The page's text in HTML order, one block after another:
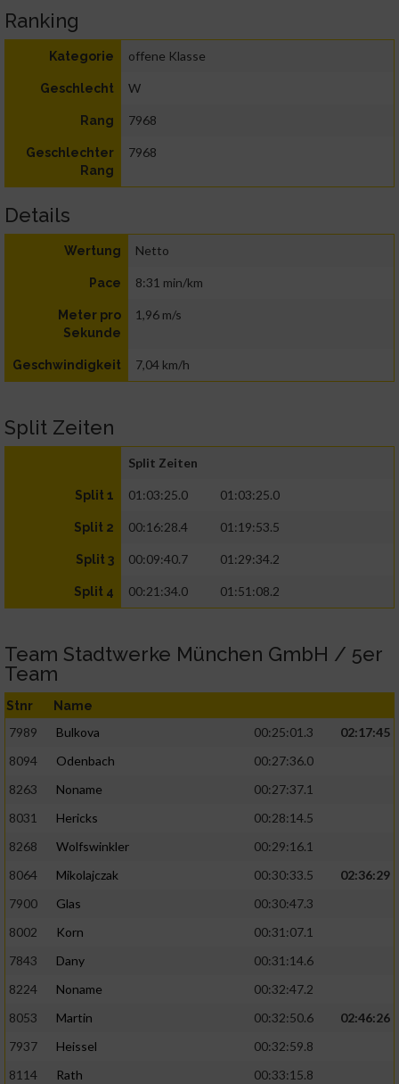
Ranking
Kategorie offene Klasse
Geschlecht W
Rang 7968
Geschlechter
Rang
7968
Details
Wertung Netto
Pace 8:31 min/km
Meter pro
Sekunde
1,96 m/s
Geschwindigkeit 7,04 km/h
Split Zeiten
Split Zeiten
Split 1 01:03:25.0 01:03:25.0
Split 2 00:16:28.4 01:19:53.5
Split 3 00:09:40.7 01:29:34.2
Split 4 00:21:34.0 01:51:08.2
Team Stadtwerke München GmbH / 5er
Team
Stnr Name
7989 Bulkova 00:25:01.3
02:17:45
8094
Odenbach
00:27:36.0
8263
Noname
00:27:37.1
8031
Hericks
00:28:14.5
8268
Wolfswinkler
00:29:16.1
8064
Mikolajczak 00:30:33.5
02:36:29
7900
Glas
00:30:47.3
8002
Korn
00:31:07.1
7843
Dany
00:31:14.6
8224
Noname
00:32:47.2
8053
Martin 00:32:50.6
02:46:26
7937
Heissel
00:32:59.8
8114
Rath
00:33:15.8